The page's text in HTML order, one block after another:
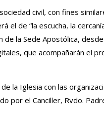
civil, con fines
el de “la escucha, la
la Sede Apostólica,
que acompañarán el
la Iglesia con las
por el Canciller, Rvdo.